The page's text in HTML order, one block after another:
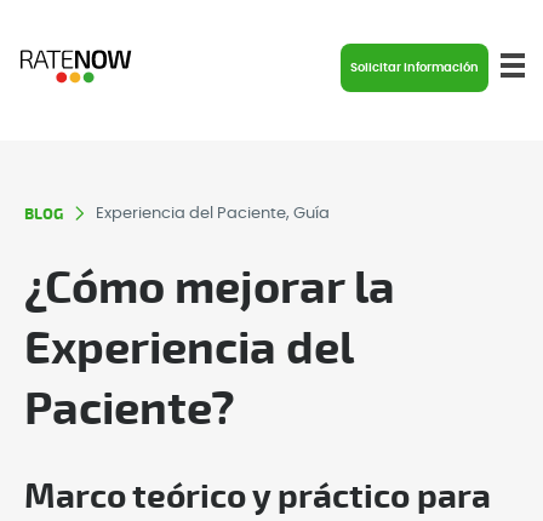
Solicitar información
BLOG Experiencia del Paciente, Guía
¿Cómo mejorar la
Experiencia del
Paciente?
Marco teórico y práctico para